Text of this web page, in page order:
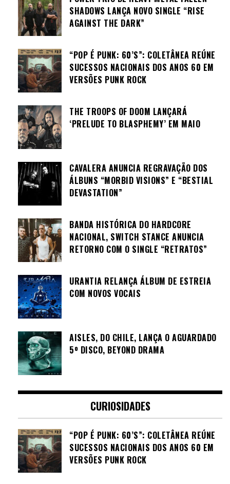
SHADOWS LANÇA NOVO SINGLE “RISE
AGAINST THE DARK”
“POP É PUNK: 60’S”: COLETÂNEA REÚNE
SUCESSOS NACIONAIS DOS ANOS 60 EM
VERSÕES PUNK ROCK
THE TROOPS OF DOOM LANÇARÁ
‘PRELUDE TO BLASPHEMY’ EM MAIO
CAVALERA ANUNCIA REGRAVAÇÃO DOS
ÁLBUNS “MORBID VISIONS” E “BESTIAL
DEVASTATION”
BANDA HISTÓRICA DO HARDCORE
NACIONAL, SWITCH STANCE ANUNCIA
RETORNO COM O SINGLE “RETRATOS”
URANTIA RELANÇA ÁLBUM DE ESTREIA
COM NOVOS VOCAIS
AISLES, DO CHILE, LANÇA O AGUARDADO
5º DISCO, BEYOND DRAMA
CURIOSIDADES
“POP É PUNK: 60’S”: COLETÂNEA REÚNE
SUCESSOS NACIONAIS DOS ANOS 60 EM
VERSÕES PUNK ROCK